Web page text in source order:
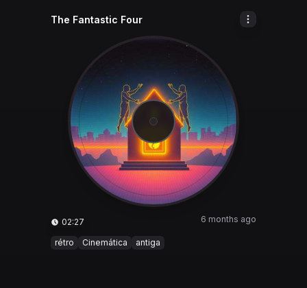
The Fantastic Four
02:27 6 months ago
rétro Cinemática antiga